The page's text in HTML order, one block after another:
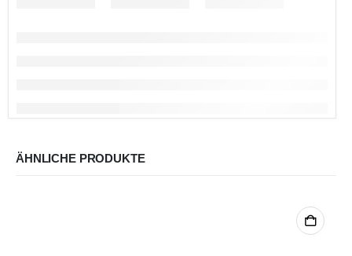
ÄHNLICHE PRODUKTE